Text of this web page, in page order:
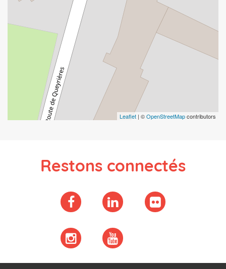
Leaflet | ©OpenStreetMapcontributors
Restons connectés